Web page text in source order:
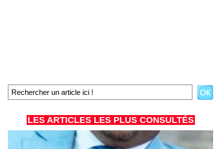
LES ARTICLES LES PLUS CONSULTÉS